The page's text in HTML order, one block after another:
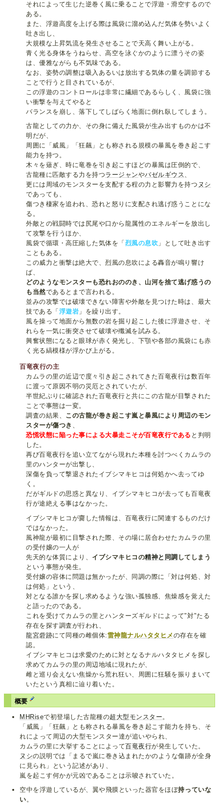
それによって生じた逆巻く風に乗ることで浮遊・滑空するので
ある。
また、浮遊高度を上げる際は風袋に溜め込んだ気体を勢いよく
吐き出し、
大規模な上昇気流を発生させることで天高く舞い上がる。
青く光る身体をうねらせ、高空を泳ぐかのように漂うその姿
は、優雅ながらも不気味である。
なお、姿勢の調整は吸入あるいは放出する気体の量を調節する
ことで行うと目されているが、
この浮遊のコントロールは非常に繊細であるらしく、風袋に強
い衝撃を与えてやると
バランスを崩し、落下してしばらく地面に倒れ臥してしまう。
古龍としての力か、その身に備えた風袋が生み出すものかは不
明だが、
周囲に「威風」「狂飆」とも称される規模の暴風を巻き起こす
能力を持つ。
木々を薙ぎ、時に竜巻を引き起こすほどの暴風は圧倒的で、
古龍種に匹敵する力を持つラージャンやバゼルギウス、
更には周域のモンスターを支配する程の力と影響力を持つ ヌシ
であっても、
傷つき棲家を追われ、恐れと怒りに支配され逃げ惑うことにな
る。
外敵との戦闘時では尻尾や口から龍属性のエネルギーを放出し
て攻撃を行うほか、
風袋で循環・高圧縮した気体を「 烈風の息吹 」として吐き出す
こともある。
この威力と衝撃は絶大で、烈風の息吹による轟音が鳴り響け
ば、
どのようなモンスターも恐れおののき、山河を捨て逃げ惑うの
も当然であるとまで言われる。
並みの攻撃では破壊できない障害や外敵を見つけた時は、最大
技である「 浮遊岩 」を繰り出す。
風を操って地面から無数の岩を掘り起こした後に浮遊させ、そ
れらを一気に衝突させて破壊や殲滅を試みる。
興奮状態になると眼球が赤く発光し、下顎や各部の風袋にも赤
く光る縞模様が浮かび上がる。
百竜夜行の主
カムラの里の近辺で度々引き起こされてきた百竜夜行は数百年
に渡って原因不明の災厄とされていたが、
半世紀ぶりに確認された百竜夜行と共にこの古龍が目撃された
ことで事態は一変。
調査の結果、 この古龍が巻き起こす嵐と暴風により周辺のモン
スターが傷つき 、
恐慌状態に陥った事による大暴走こそが百竜夜行である と判明
した。
再び百竜夜行を追い立てながら現れた本種を討つべくカムラの
里のハンターが出撃し、
深傷を負って撃退されたイブシマキヒコは何処かへ去ってゆ
く。
だがギルドの思惑と異なり、イブシマキヒコが去っても百竜夜
行が途絶える事はなかった。
イブシマキヒコが齎した情報は、百竜夜行に関連するものだけ
ではなかった。
風神龍が最初に目撃された際、その場に居合わせたカムラの里
の受付嬢の一人が
先天的な体質により、 イブシマキヒコの精神と同調 してしまう
という事態が発生。
受付嬢の容体に問題は無かったが、同調の際に「対は何処、対
は何処」という、
対となる誰かを探し求めるような強い孤独感、焦燥感を覚えた
と語ったのである。
これを受けてカムラの里とハンターズギルドによって"対"たる
存在を探す調査が行われ、
龍宮砦跡にて同種の雌個体:雷神龍ナルハタタヒメ の存在を確
認。
イブシマキヒコは求愛のために対となるナルハタタヒメを探し
求めてカムラの里の周辺地域に現れたが、
雌と巡り会えない焦燥から荒れ狂い、周囲に狂騒を振りまいて
いたという真相に辿り着いた。
概要
MHRiseで初登場した古龍種の超大型モンスター 。
「威風」「狂飆」とも称される暴風を巻き起こす能力を持ち、そ
れによって周辺の大型モンスター達が追いやられ、
カムラの里に大挙することによって百竜夜行が発生していた。
ヌシの説明では「まるで嵐に巻き込まれたかのような傷跡が全身
に見られ」という記述があり、
嵐を起こす何かが元凶であることは示唆されていた。
空中を浮遊しているが、翼や飛膜といった器官をほぼ持っていな
い 。